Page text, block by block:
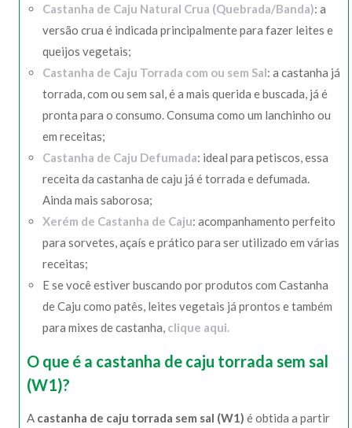
Castanha de Caju Natural Crua (Quebrada/Banda): a
versão crua é indicada principalmente para fazer leites e
queijos vegetais;
Castanha de Caju Torrada com ou sem Sal: a castanha já
torrada, com ou sem sal, é a mais querida e buscada, já é
pronta para o consumo. Consuma como um lanchinho ou
em receitas;
Castanha de Caju Defumada: ideal para petiscos, essa
receita da castanha de caju já é torrada e defumada.
Ainda mais saborosa;
Xerém de Castanha de Caju: acompanhamento perfeito
para sorvetes, açaís e prático para ser utilizado em várias
receitas;
E se você estiver buscando por produtos com Castanha
de Caju como patês, leites vegetais já prontos e também
para mixes de castanha, clique aqui.
O que é a castanha de caju torrada sem sal
(W1)?
A castanha de caju torrada sem sal (W1) é obtida a partir